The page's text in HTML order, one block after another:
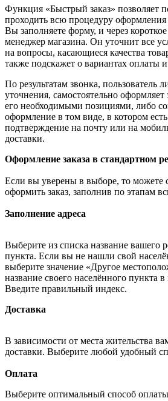
Функция «Быстрый заказ» позволяет
проходить всю процедуру оформления
Вы заполняете форму, и через
менеджер магазина. Он уточнит все
на вопросы, касающиеся качества
также подскажет о вариантах оплаты
По результатам звонка, пользователь
уточнения, самостоятельно оформляет
его необходимыми позициями, либо
оформление в том виде, в котором
подтверждение на почту или на
доставки.
Оформление заказа в стандартном
Если вы уверены в выборе, то можете
оформить заказ, заполнив по этапам
Заполнение адреса
Выберите из списка название вашего
пункта. Если вы не нашли свой
выберите значение «Другое
название своего населённого пункта
Введите правильный индекс.
Доставка
В зависимости от места жительства
доставки. Выберите любой удобный
Оплата
Выберите оптимальный способ